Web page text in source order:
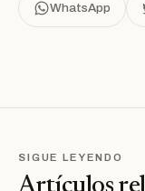
WhatsApp
SIGUE LEYENDO